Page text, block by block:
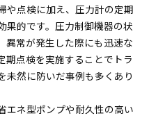
や点検に加え、圧力計の定期
果的です。圧力制御機器の状
異常が発生した際にも迅速な
期点検を実施することでトラ
未然に防いだ事例も多くあり
エネ型ポンプや耐久性の高い